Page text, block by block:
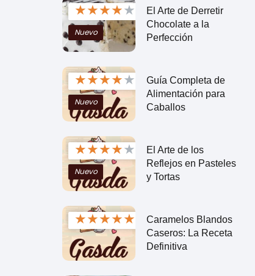
★★★★★
Nuevo
El Arte de Derretir
Chocolate a la
Perfección
★★★★★
Nuevo
Guía Completa de
Alimentación para
Caballos
★★★★★
Nuevo
El Arte de los
Reflejos en Pasteles
y Tortas
★★★★★
Caramelos Blandos
Caseros: La Receta
Definitiva